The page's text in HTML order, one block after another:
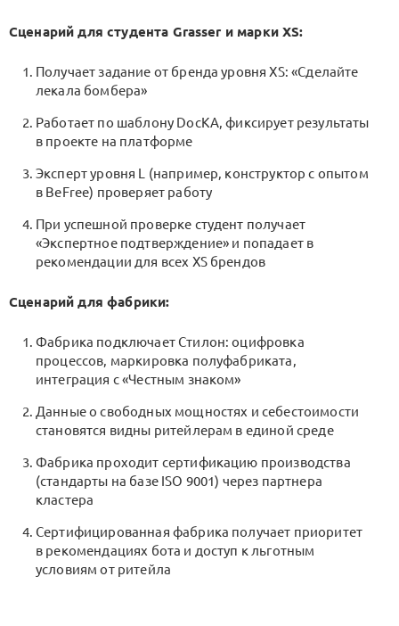
Сценарий для студента Grasser и марки XS:
Получает задание от бренда уровня XS: «Сделайте
лекала бомбера»
Работает по шаблону DocKA, фиксирует результаты
в проекте на платформе
Эксперт уровня L (например, конструктор с опытом
в BeFree) проверяет работу
При успешной проверке студент получает
«Экспертное подтверждение» и попадает в
рекомендации для всех XS брендов
Сценарий для фабрики:
Фабрика подключает Стилон: оцифровка
процессов, маркировка полуфабриката,
интеграция с «Честным знаком»
Данные о свободных мощностях и себестоимости
становятся видны ритейлерам в единой среде
Фабрика проходит сертификацию производства
(стандарты на базе ISO 9001) через партнера
кластера
Сертифицированная фабрика получает приоритет
в рекомендациях бота и доступ к льготным
условиям от ритейла